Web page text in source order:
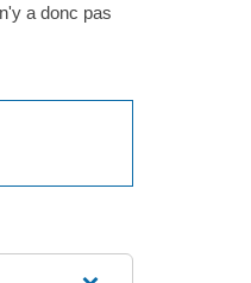
a donc pas